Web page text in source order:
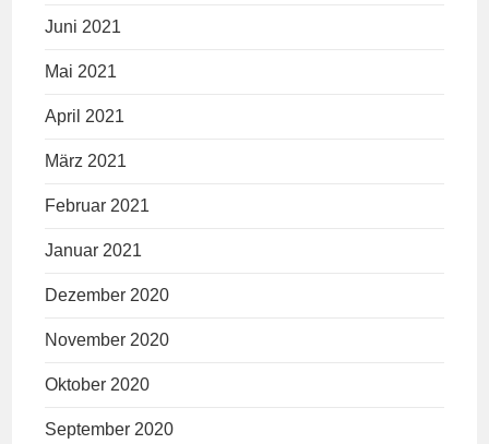
Juni 2021
Mai 2021
April 2021
März 2021
Februar 2021
Januar 2021
Dezember 2020
November 2020
Oktober 2020
September 2020